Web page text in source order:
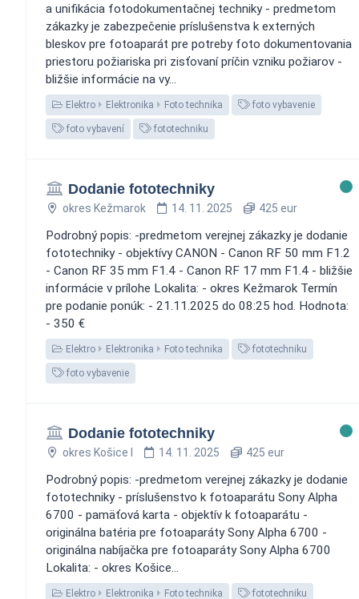
a unifikácia fotodokumentačnej techniky - predmetom
zákazky je zabezpečenie príslušenstva k externých
bleskov pre fotoaparát pre potreby foto dokumentovania
priestoru požiariska pri zisťovaní príčin vzniku požiarov -
bližšie informácie na vy...
Elektro Elektronika Foto technika foto vybavenie
foto vybavení fototechniku
Dodanie fototechniky
okres Kežmarok 14. 11. 2025 425 eur
Podrobný popis: -predmetom verejnej zákazky je dodanie
fototechniky - objektívy CANON - Canon RF 50 mm F1.2
- Canon RF 35 mm F1.4 - Canon RF 17 mm F1.4 - bližšie
informácie v prílohe Lokalita: - okres Kežmarok Termín
pre podanie ponúk: - 21.11.2025 do 08:25 hod. Hodnota:
- 350 €
Elektro Elektronika Foto technika fototechniku
foto vybavenie
Dodanie fototechniky
okres Košice I 14. 11. 2025 425 eur
Podrobný popis: -predmetom verejnej zákazky je dodanie
fototechniky - príslušenstvo k fotoaparátu Sony Alpha
6700 - pamäťová karta - objektív k fotoaparátu -
originálna batéria pre fotoaparáty Sony Alpha 6700 -
originálna nabíjačka pre fotoaparáty Sony Alpha 6700
Lokalita: - okres Košice...
Elektro Elektronika Foto technika fototechniku